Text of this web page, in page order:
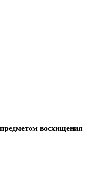
предметом восхищения